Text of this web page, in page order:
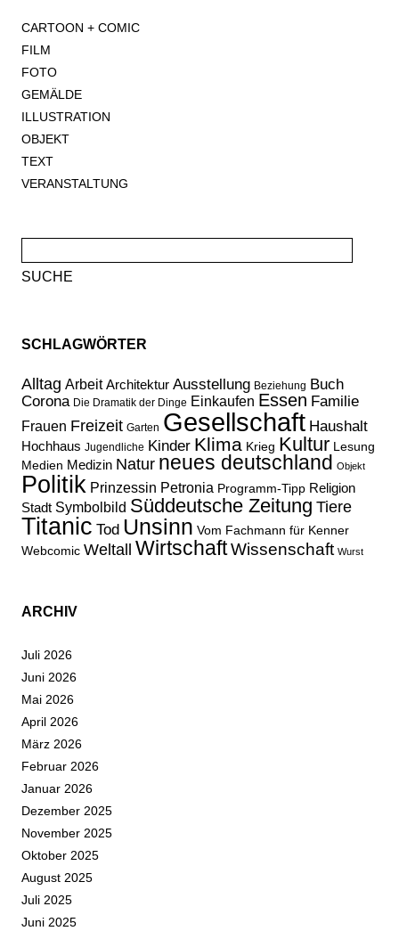
CARTOON + COMIC
FILM
FOTO
GEMÄLDE
ILLUSTRATION
OBJEKT
TEXT
VERANSTALTUNG
nach:
SCHLAGWÖRTER
Alltag Arbeit Architektur Ausstellung Beziehung Buch
Corona Die Dramatik der Dinge Einkaufen Essen Familie
Frauen Freizeit Garten Gesellschaft Haushalt
Hochhaus Jugendliche Kinder Klima Krieg Kultur Lesung
Medien Medizin Natur neues deutschland Objekt
Politik Prinzessin Petronia Programm-Tipp Religion
Stadt Symbolbild Süddeutsche Zeitung Tiere
Titanic Tod Unsinn Vom Fachmann für Kenner
Webcomic Weltall WirtschaftWissenschaft Wurst
ARCHIV
Juli 2026
Juni 2026
Mai 2026
April 2026
März 2026
Februar 2026
Januar 2026
Dezember 2025
November 2025
Oktober 2025
August 2025
Juli 2025
Juni 2025